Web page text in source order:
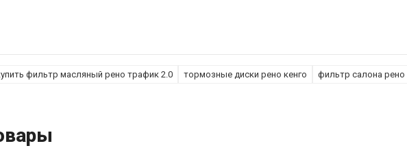
фильтр масляный рено трафик 2.0 тормозные диски рено кенго фильтр салона рено